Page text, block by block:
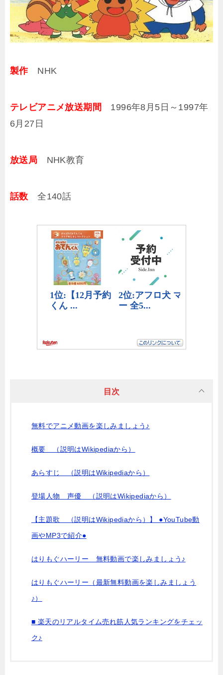
製作NHK
テレビアニメ放送期間 1996年8月5日～1997年
6月27日
放送局 NHK教育
話数 全140話
目次
無料でアニメ動画を楽しみましょう♪
概要 （説明はWikipediaから）
あらすじ （説明はWikipediaから）
登場人物 声優 （説明はWikipediaから）
【主題歌 （説明はWikipediaから）】 ●YouTube動
画やMP3で紹介●
はりもぐハーリー 無料動画で楽しみましょう♪
はりもぐハーリー（最新無料動画を楽しみましょう
♪）
■ 楽天のリアルタイム売れ筋人気ランキングをチェッ
ク♪